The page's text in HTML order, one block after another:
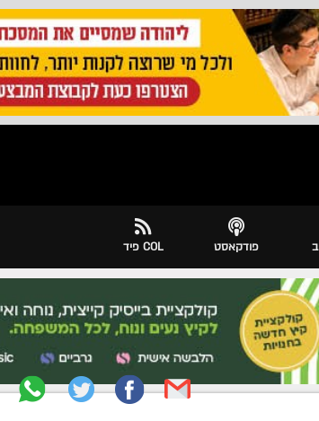
פודקאסט COL פיד